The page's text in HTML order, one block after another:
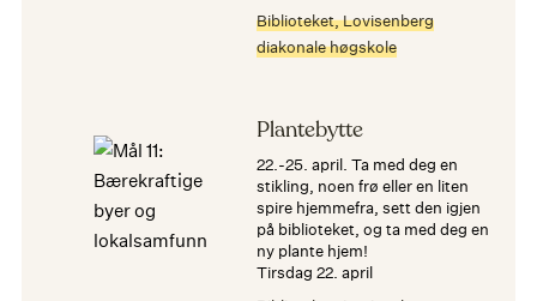
Biblioteket, Lovisenberg
diakonale høgskole
Plantebytte
22.-25. april. Ta med deg en
stikling, noen frø eller en liten
spire hjemmefra, sett den igjen
på biblioteket, og ta med deg en
ny plante hjem!
tirsdag 22. april